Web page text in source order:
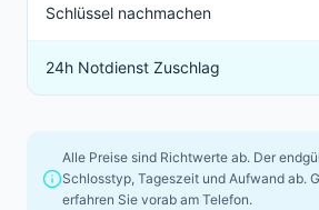
Schlüssel nachmachen
24h Notdienst Zuschlag
Alle Preise sind Richtwerte ab. Der
Schlosstyp, Tageszeit und Aufwand ab.
erfahren Sie vorab am Telefon.